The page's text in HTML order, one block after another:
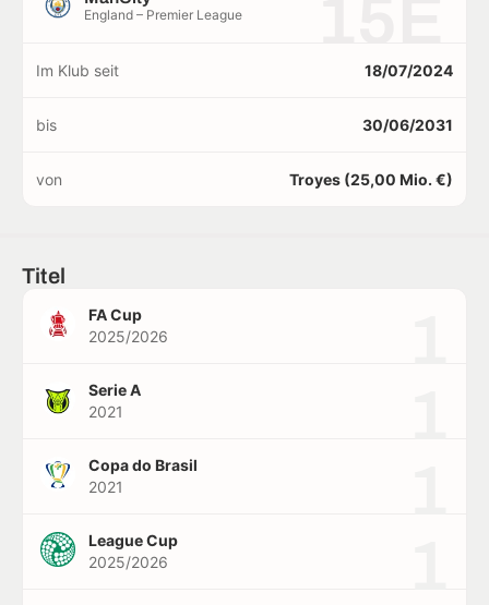
England – Premier League
Im Klub seit 18/07/2024
bis 30/06/2031
von Troyes (25,00 Mio. €)
Titel
FA Cup
2025/2026
Serie A
2021
Copa do Brasil
2021
League Cup
2025/2026